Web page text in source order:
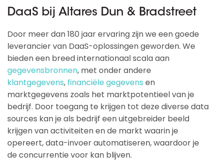
DaaS bij Altares Dun & Bradstreet
Door meer dan 180 jaar ervaring zijn we een goede
leverancier van DaaS-oplossingen geworden. We
bieden een breed internationaal scala aan
gegevensbronnen, met onder andere
klantgegevens, financiële gegevens en
marktgegevens zoals het marktpotentieel van je
bedrijf. Door toegang te krijgen tot deze diverse data
sources kan je als bedrijf een uitgebreider beeld
krijgen van activiteiten en de markt waarin je
opereert, data-invoer automatiseren, waardoor je
de concurrentie voor kan blijven.